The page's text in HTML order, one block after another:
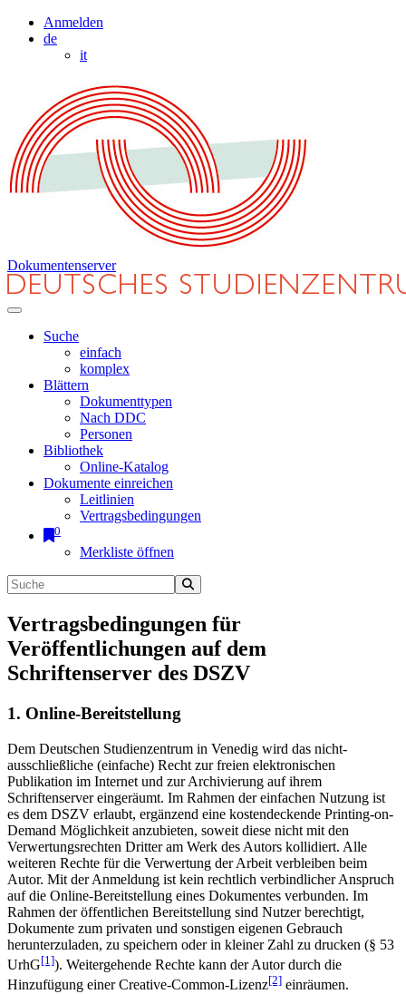
Anmelden
de
it
Dokumentenserver
Suche
einfach
komplex
Blättern
Dokumenttypen
Nach DDC
Personen
Bibliothek
Online-Katalog
Dokumente einreichen
Leitlinien
Vertragsbedingungen
0
Merkliste öffnen
Vertragsbedingungen für
Veröffentlichungen auf dem
Schriftenserver des DSZV
1. Online-Bereitstellung
Dem Deutschen Studienzentrum in Venedig wird das nicht-
ausschließliche (einfache) Recht zur freien elektronischen
Publikation im Internet und zur Archivierung auf ihrem
Schriftenserver eingeräumt. Im Rahmen der einfachen Nutzung ist
es dem DSZV erlaubt, ergänzend eine kostendeckende Printing-on-
Demand Möglichkeit anzubieten, soweit diese nicht mit den
Verwertungsrechten Dritter am Werk des Autors kollidiert. Alle
weiteren Rechte für die Verwertung der Arbeit verbleiben beim
Autor. Mit der Anmeldung ist kein rechtlich verbindlicher Anspruch
auf die Online-Bereitstellung eines Dokumentes verbunden. Im
Rahmen der öffentlichen Bereitstellung sind Nutzer berechtigt,
Dokumente zum privaten und sonstigen eigenen Gebrauch
herunterzuladen, zu speichern oder in kleiner Zahl zu drucken (§ 53
UrhG[1]). Weitergehende Rechte kann der Autor durch die
Hinzufügung einer Creative-Common-Lizenz[2] einräumen.